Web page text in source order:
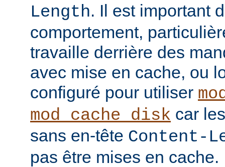
Length. Il est important
comportement,
travaille derrière des
avec mise en cache, ou
configuré pour utiliser
mod_cache_disk car
sans en-tête Content-
pas être mises en cache.